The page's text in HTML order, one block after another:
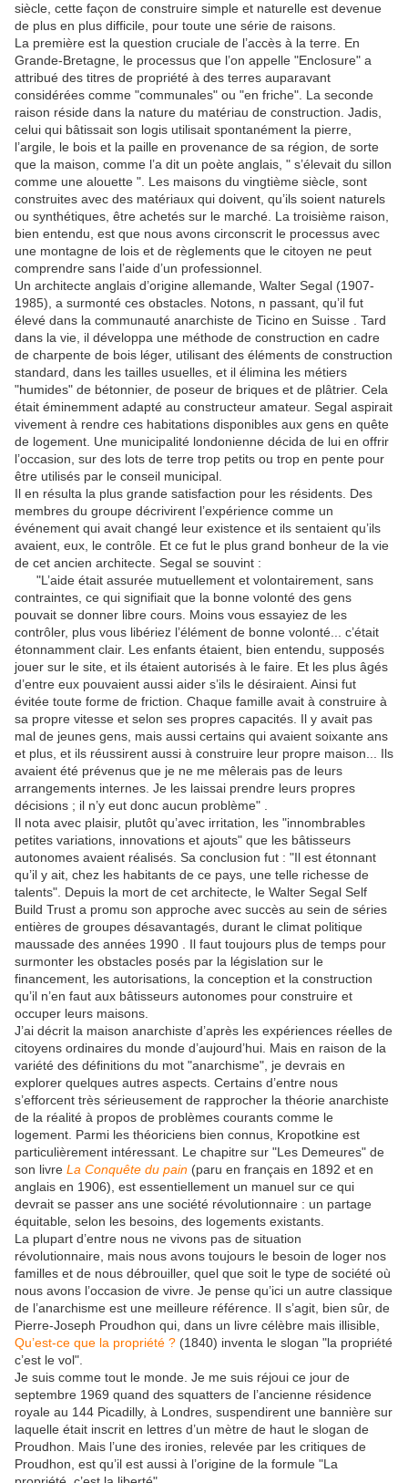
siècle, cette façon de construire simple et naturelle est devenue
de plus en plus difficile, pour toute une série de raisons.
La première est la question cruciale de l’accès à la terre. En
Grande-Bretagne, le processus que l’on appelle "Enclosure" a
attribué des titres de propriété à des terres auparavant
considérées comme "communales" ou "en friche". La seconde
raison réside dans la nature du matériau de construction. Jadis,
celui qui bâtissait son logis utilisait spontanément la pierre,
l’argile, le bois et la paille en provenance de sa région, de sorte
que la maison, comme l’a dit un poète anglais, " s’élevait du sillon
comme une alouette ". Les maisons du vingtième siècle, sont
construites avec des matériaux qui doivent, qu’ils soient naturels
ou synthétiques, être achetés sur le marché. La troisième raison,
bien entendu, est que nous avons circonscrit le processus avec
une montagne de lois et de règlements que le citoyen ne peut
comprendre sans l’aide d’un professionnel.
Un architecte anglais d’origine allemande, Walter Segal (1907-
1985), a surmonté ces obstacles. Notons, n passant, qu’il fut
élevé dans la communauté anarchiste de Ticino en Suisse . Tard
dans la vie, il développa une méthode de construction en cadre
de charpente de bois léger, utilisant des éléments de construction
standard, dans les tailles usuelles, et il élimina les métiers
"humides" de bétonnier, de poseur de briques et de plâtrier. Cela
était éminemment adapté au constructeur amateur. Segal aspirait
vivement à rendre ces habitations disponibles aux gens en quête
de logement. Une municipalité londonienne décida de lui en offrir
l’occasion, sur des lots de terre trop petits ou trop en pente pour
être utilisés par le conseil municipal.
Il en résulta la plus grande satisfaction pour les résidents. Des
membres du groupe décrivirent l’expérience comme un
événement qui avait changé leur existence et ils sentaient qu’ils
avaient, eux, le contrôle. Et ce fut le plus grand bonheur de la vie
de cet ancien architecte. Segal se souvint :
"L’aide était assurée mutuellement et volontairement, sans
contraintes, ce qui signifiait que la bonne volonté des gens
pouvait se donner libre cours. Moins vous essayiez de les
contrôler, plus vous libériez l’élément de bonne volonté... c’était
étonnamment clair. Les enfants étaient, bien entendu, supposés
jouer sur le site, et ils étaient autorisés à le faire. Et les plus âgés
d’entre eux pouvaient aussi aider s’ils le désiraient. Ainsi fut
évitée toute forme de friction. Chaque famille avait à construire à
sa propre vitesse et selon ses propres capacités. Il y avait pas
mal de jeunes gens, mais aussi certains qui avaient soixante ans
et plus, et ils réussirent aussi à construire leur propre maison... Ils
avaient été prévenus que je ne me mêlerais pas de leurs
arrangements internes. Je les laissai prendre leurs propres
décisions ; il n’y eut donc aucun problème" .
Il nota avec plaisir, plutôt qu’avec irritation, les "innombrables
petites variations, innovations et ajouts" que les bâtisseurs
autonomes avaient réalisés. Sa conclusion fut : "Il est étonnant
qu’il y ait, chez les habitants de ce pays, une telle richesse de
talents". Depuis la mort de cet architecte, le Walter Segal Self
Build Trust a promu son approche avec succès au sein de séries
entières de groupes désavantagés, durant le climat politique
maussade des années 1990 . Il faut toujours plus de temps pour
surmonter les obstacles posés par la législation sur le
financement, les autorisations, la conception et la construction
qu’il n’en faut aux bâtisseurs autonomes pour construire et
occuper leurs maisons.
J’ai décrit la maison anarchiste d’après les expériences réelles de
citoyens ordinaires du monde d’aujourd’hui. Mais en raison de la
variété des définitions du mot "anarchisme", je devrais en
explorer quelques autres aspects. Certains d’entre nous
s’efforcent très sérieusement de rapprocher la théorie anarchiste
de la réalité à propos de problèmes courants comme le
logement. Parmi les théoriciens bien connus, Kropotkine est
particulièrement intéressant. Le chapitre sur "Les Demeures" de
son livre La Conquête du pain (paru en français en 1892 et en
anglais en 1906), est essentiellement un manuel sur ce qui
devrait se passer ans une société révolutionnaire : un partage
équitable, selon les besoins, des logements existants.
La plupart d’entre nous ne vivons pas de situation
révolutionnaire, mais nous avons toujours le besoin de loger nos
familles et de nous débrouiller, quel que soit le type de société où
nous avons l’occasion de vivre. Je pense qu’ici un autre classique
de l’anarchisme est une meilleure référence. Il s’agit, bien sûr, de
Pierre-Joseph Proudhon qui, dans un livre célèbre mais illisible,
Qu’est-ce que la propriété ? (1840) inventa le slogan "la propriété
c’est le vol".
Je suis comme tout le monde. Je me suis réjoui ce jour de
septembre 1969 quand des squatters de l’ancienne résidence
royale au 144 Picadilly, à Londres, suspendirent une bannière sur
laquelle était inscrit en lettres d’un mètre de haut le slogan de
Proudhon. Mais l’une des ironies, relevée par les critiques de
Proudhon, est qu’il est aussi à l’origine de la formule "La